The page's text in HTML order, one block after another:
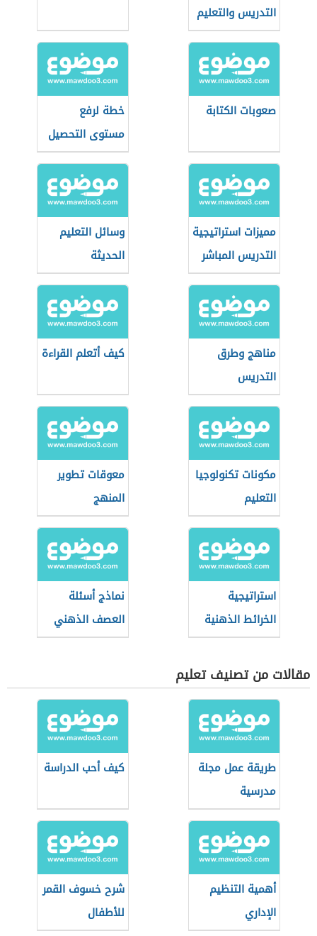
التدريس والتعليم
صعوبات الكتابة
خطة لرفع
مستوى التحصيل
الدراسي
مميزات استراتيجية
التدريس المباشر
وسائل التعليم
الحديثة
مناهج وطرق
التدريس
كيف أتعلم القراءة
مكونات تكنولوجيا
التعليم
معوقات تطوير
المنهج
استراتيجية
الخرائط الذهنية
نماذج أسئلة
العصف الذهني
مقالات من تصنيف تعليم
طريقة عمل مجلة
مدرسية
كيف أحب الدراسة
أهمية التنظيم
الإداري
شرح خسوف القمر
للأطفال